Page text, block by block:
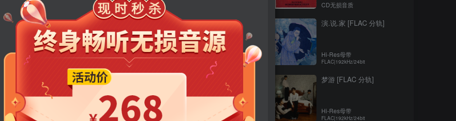
￥9.9 限时特惠
￥99
年卡会员免费 永久会员 免费
您当前未登录！建议登陆后购买，可保存购买订单
CD无损音质
演.说.家 [FLAC 分轨]
Hi-Res母带
FLAC|192kHz/24bit
梦游 [FLAC 分轨]
Hi-Res母带
FLAC|192kHz/24bit